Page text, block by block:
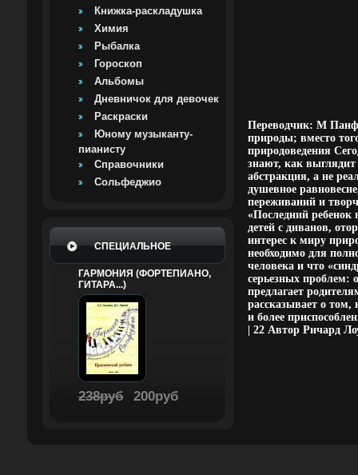
Книжка-раскладушка
Химия
Рыбалка
Гороскоп
Альбомы
Дневничок для девочек
Раскраски
Юному музыканту-
пианисту
Справочники
Сольфеджио
СПЕЦИАЛЬНОЕ
ГАРМОНИЯ (ФОРТЕПИАНО,
ГИТАРА...)
238руб 200руб
Переводчик: М
природы; вместо
природоведения
знают, как
абстракция, а не
душевное
переживаний и
«Последний
детей с диванов,
интерес к миру
необходимо для
человека и что
серьезных проблем:
предлагает
рассказывает о
и более
| 22 Автор Ричард